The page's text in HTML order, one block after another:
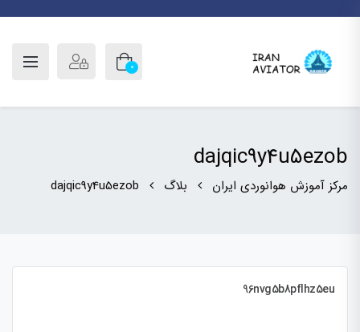
0
dajqic9y4u5ezob
مرکز آموزش هوانوردی ایران بلاگ dajqic9y4u5ezob
96nvg5b8pflhz5eu